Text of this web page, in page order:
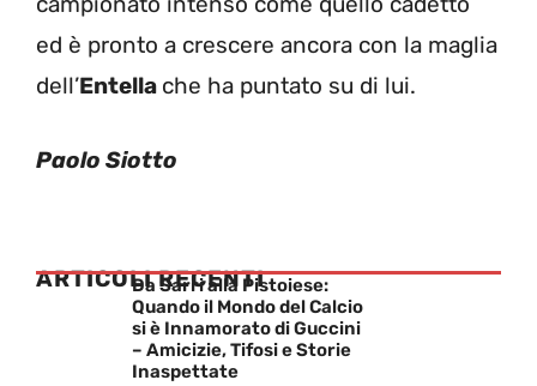
ed è pronto a crescere ancora con la maglia
dell’Entella che ha puntato su di lui.
Paolo Siotto
ARTICOLI RECENTI
Da Sarri alla Pistoiese:
Quando il Mondo del Calcio
si è Innamorato di Guccini
– Amicizie, Tifosi e Storie
Inaspettate